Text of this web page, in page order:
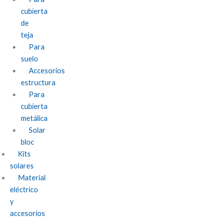
cubierta
de
teja
Para
suelo
Accesorios
estructura
Para
cubierta
metálica
Solar
bloc
Kits
solares
Material
eléctrico
y
accesorios